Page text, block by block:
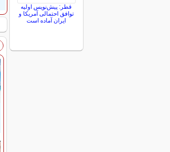
قطر: پیش‌نویس اولیه
توافق احتمالی آمریکا و
ایران آماده است